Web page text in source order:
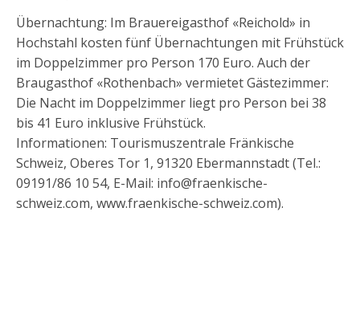
Übernachtung: Im Brauereigasthof «Reichold» in
Hochstahl kosten fünf Übernachtungen mit Frühstück
im Doppelzimmer pro Person 170 Euro. Auch der
Braugasthof «Rothenbach» vermietet Gästezimmer:
Die Nacht im Doppelzimmer liegt pro Person bei 38
bis 41 Euro inklusive Frühstück.
Informationen: Tourismuszentrale Fränkische
Schweiz, Oberes Tor 1, 91320 Ebermannstadt (Tel.:
09191/86 10 54, E-Mail: info@fraenkische-
schweiz.com, www.fraenkische-schweiz.com).